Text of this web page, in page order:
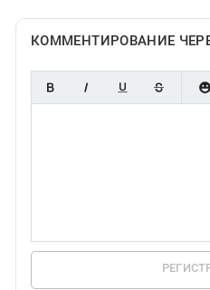
КОММЕНТИРОВАНИЕ